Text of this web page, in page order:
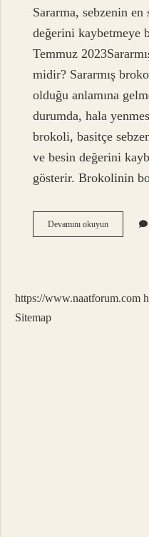
Sararma, sebzenin en
değerini kaybetmeye
Temmuz
midir? Sararmış
olduğu anlamına
durumda, hala
brokoli, basitçe
ve besin değerini
gösterir. Brokolinin
Devamını okuyunUçları
Sararmış
https://www.naatforum.com
Sitemap